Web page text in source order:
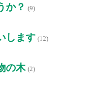
か？ (9)
します (12)
の木 (2)